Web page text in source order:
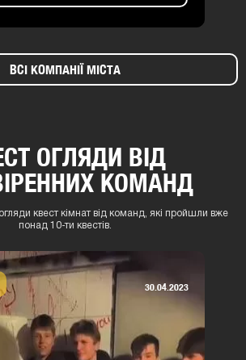
ВСІ КОМПАНІЇ МІСТА
ОГЛЯДИ ВІД
КОМАНД
квест кімнат від команд, які пройшли вже
понад 10-ти квестів.
30.04.2023